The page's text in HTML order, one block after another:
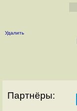
Удалить
Партнёры: